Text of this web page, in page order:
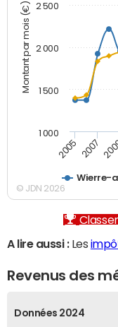
Montant par mois (€)
Wierre-
2005 2007
1 000
1 500
2 000
2 500
© JDN 2026
A lire aussi :Les
Revenus des
Données 2024